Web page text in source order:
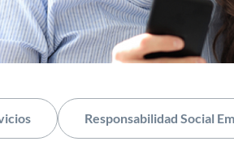
Responsabilidad Social